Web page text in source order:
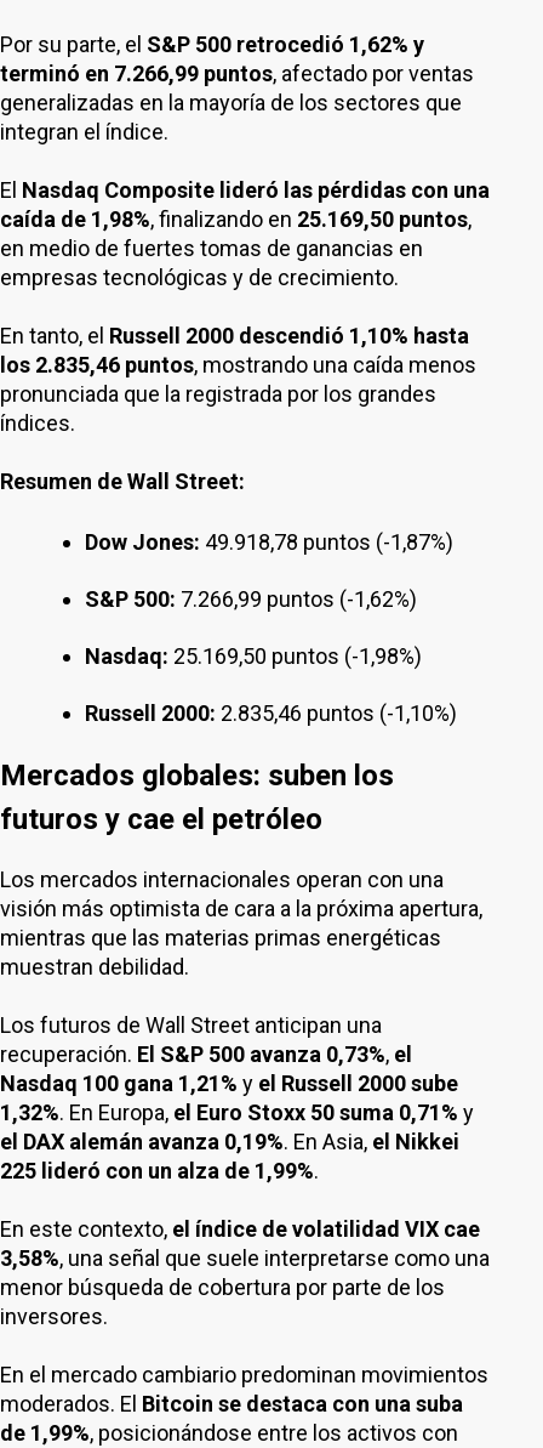
Por su parte, el S&P 500 retrocedió 1,62% y
terminó en 7.266,99 puntos, afectado por ventas
generalizadas en la mayoría de los sectores que
integran el índice.
El Nasdaq Composite lideró las pérdidas con una
caída de 1,98%, finalizando en 25.169,50 puntos,
en medio de fuertes tomas de ganancias en
empresas tecnológicas y de crecimiento.
En tanto, el Russell 2000 descendió 1,10% hasta
los 2.835,46 puntos, mostrando una caída menos
pronunciada que la registrada por los grandes
índices.
Resumen de Wall Street:
Dow Jones: 49.918,78 puntos (-1,87%)
S&P 500: 7.266,99 puntos (-1,62%)
Nasdaq: 25.169,50 puntos (-1,98%)
Russell 2000: 2.835,46 puntos (-1,10%)
Mercados globales: suben los
futuros y cae el petróleo
Los mercados internacionales operan con una
visión más optimista de cara a la próxima apertura,
mientras que las materias primas energéticas
muestran debilidad.
Los futuros de Wall Street anticipan una
recuperación. El S&P 500 avanza 0,73%, el
Nasdaq 100 gana 1,21% y el Russell 2000 sube
1,32%. En Europa, el Euro Stoxx 50 suma 0,71% y
el DAX alemán avanza 0,19%. En Asia, el Nikkei
225 lideró con un alza de 1,99%.
En este contexto, el índice de volatilidad VIX cae
3,58%, una señal que suele interpretarse como una
menor búsqueda de cobertura por parte de los
inversores.
En el mercado cambiario predominan movimientos
moderados. El Bitcoin se destaca con una suba
de 1,99%, posicionándose entre los activos con